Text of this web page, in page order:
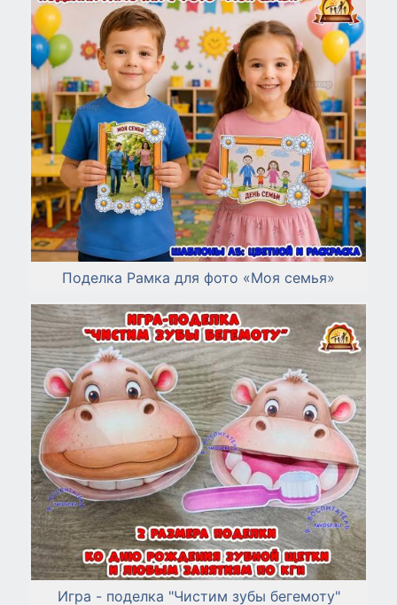
Поделка Рамка для фото «Моя семья»
Игра - поделка "Чистим зубы бегемоту"